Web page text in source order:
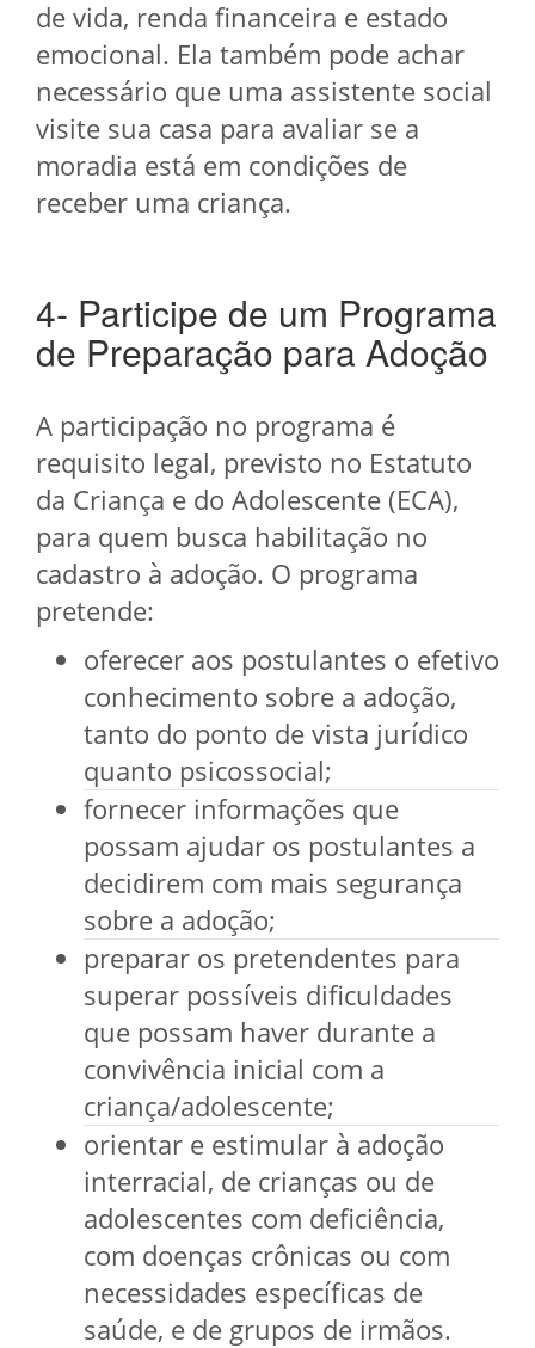
de vida, renda financeira e estado
emocional. Ela também pode achar
necessário que uma assistente social
visite sua casa para avaliar se a
moradia está em condições de
receber uma criança.
4- Participe de um Programa
de Preparação para Adoção
A participação no programa é
requisito legal, previsto no Estatuto
da Criança e do Adolescente (ECA),
para quem busca habilitação no
cadastro à adoção. O programa
pretende:
oferecer aos postulantes o efetivo
conhecimento sobre a adoção,
tanto do ponto de vista jurídico
quanto psicossocial;
fornecer informações que
possam ajudar os postulantes a
decidirem com mais segurança
sobre a adoção;
preparar os pretendentes para
superar possíveis dificuldades
que possam haver durante a
convivência inicial com a
criança/adolescente;
orientar e estimular à adoção
interracial, de crianças ou de
adolescentes com deficiência,
com doenças crônicas ou com
necessidades específicas de
saúde, e de grupos de irmãos.